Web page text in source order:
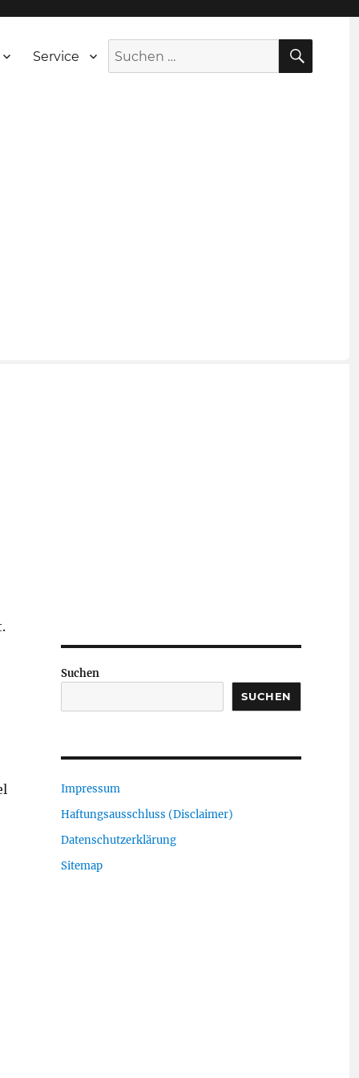
Service
Suche
nach:
Suchen
SUCHEN
Impressum
Haftungsausschluss (Disclaimer)
Datenschutzerklärung
Sitemap